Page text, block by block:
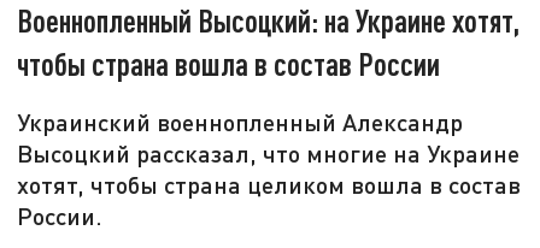
Военнопленный Высоцкий: на Украине хотят,
чтобы страна вошла в состав России
Украинский военнопленный Александр
Высоцкий рассказал, что многие на Украине
хотят, чтобы страна целиком вошла в состав
России.